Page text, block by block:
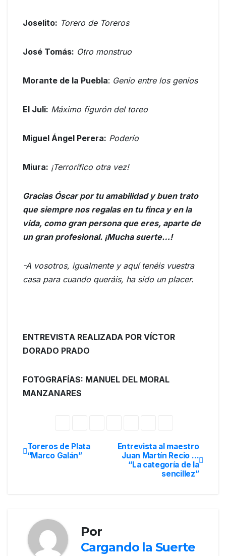
Joselito: Torero de Toreros
José Tomás: Otro monstruo
Morante de la Puebla: Genio entre los genios
El Juli: Máximo figurón del toreo
Miguel Ángel Perera: Poderío
Miura: ¡Terrorífico otra vez!
Gracias Óscar por tu amabilidad y buen trato
que siempre nos regalas en tu finca y en la
vida, como gran persona que eres, aparte de
un gran profesional. ¡Mucha suerte…!
-A vosotros, igualmente y aquí tenéis vuestra
casa para cuando queráis, ha sido un placer.
ENTREVISTA REALIZADA POR VÍCTOR
DORADO PRADO
FOTOGRAFÍAS: MANUEL DEL MORAL
MANZANARES
Entrevista al maestro
Juan Martín Recio …
“La categoría de la
sencillez”
Toreros de Plata
“Marco Galán”
Por
Cargando la Suerte